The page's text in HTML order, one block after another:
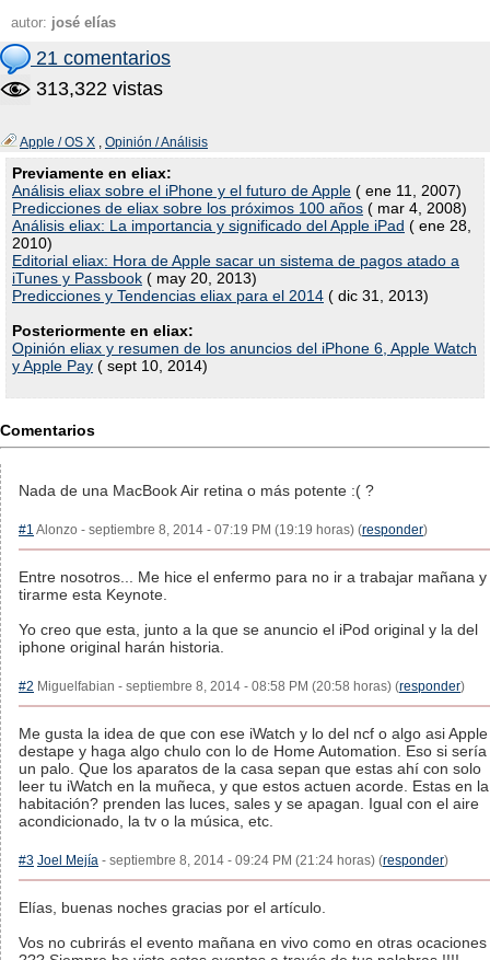
autor: josé elías
21 comentarios
313,322 vistas
Apple / OS X , Opinión / Análisis
Previamente en eliax:
Análisis eliax sobre el iPhone y el futuro de Apple ( ene 11, 2007)
Predicciones de eliax sobre los próximos 100 años ( mar 4, 2008)
Análisis eliax: La importancia y significado del Apple iPad ( ene 28,
2010)
Editorial eliax: Hora de Apple sacar un sistema de pagos atado a
iTunes y Passbook ( may 20, 2013)
Predicciones y Tendencias eliax para el 2014 ( dic 31, 2013)
Posteriormente en eliax:
Opinión eliax y resumen de los anuncios del iPhone 6, Apple Watch
y Apple Pay ( sept 10, 2014)
Comentarios
Nada de una MacBook Air retina o más potente :( ?
#1 Alonzo - septiembre 8, 2014 - 07:19 PM (19:19 horas) (responder)
Entre nosotros... Me hice el enfermo para no ir a trabajar mañana y
tirarme esta Keynote.
Yo creo que esta, junto a la que se anuncio el iPod original y la del
iphone original harán historia.
#2 Miguelfabian - septiembre 8, 2014 - 08:58 PM (20:58 horas) (responder)
Me gusta la idea de que con ese iWatch y lo del ncf o algo asi Apple
destape y haga algo chulo con lo de Home Automation. Eso si sería
un palo. Que los aparatos de la casa sepan que estas ahí con solo
leer tu iWatch en la muñeca, y que estos actuen acorde. Estas en la
habitación? prenden las luces, sales y se apagan. Igual con el aire
acondicionado, la tv o la música, etc.
#3 Joel Mejía - septiembre 8, 2014 - 09:24 PM (21:24 horas) (responder)
Elías, buenas noches gracias por el artículo.
Vos no cubrirás el evento mañana en vivo como en otras ocaciones